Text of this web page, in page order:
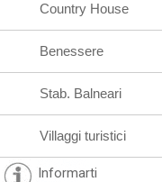
Country House
Benessere
Stab. Balneari
Villaggi turistici
Informarti